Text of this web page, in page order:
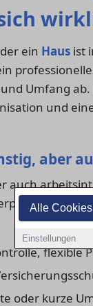
Alle
Einstellungen
ein Haus ist
Umfang
und
aber
auch
flexible
oder kurze